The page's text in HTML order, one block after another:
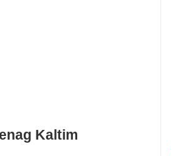
Kaltim